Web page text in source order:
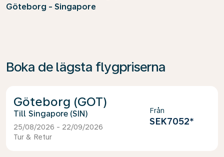
Göteborg - Singapore
Boka de lägsta flygpriserna
Göteborg (GOT)
Singapore (SIN)
25/08/2026 - 22/09/2026
Tur & Retur
Från
SEK7052*